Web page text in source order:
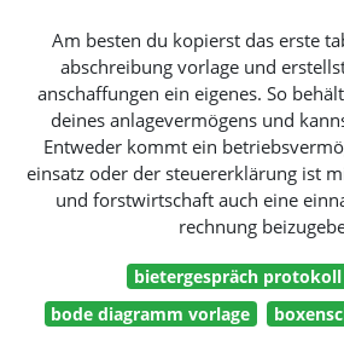
Am besten du kopierst das erste
abschreibung vorlage und
anschaffungen ein eigenes. So
deines anlagevermögens und
Entweder kommt ein
einsatz oder der steuererklärung ist
und forstwirtschaft auch eine
rechnung
bietergespräch
bode diagramm vorlage